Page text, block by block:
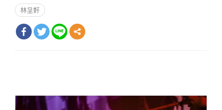
林呈軒